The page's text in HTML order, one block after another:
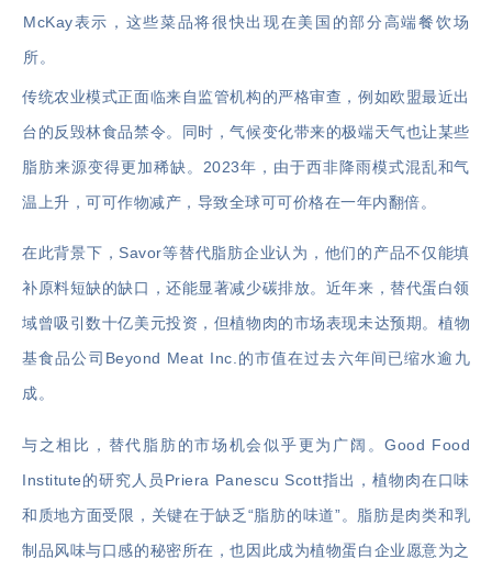
McKay表示，这些菜品将很快出现在美国的部分高端餐饮场
所。
传统农业模式正面临来自监管机构的严格审查，例如欧盟最近出
台的反毁林食品禁令。同时，气候变化带来的极端天气也让某些
脂肪来源变得更加稀缺。2023年，由于西非降雨模式混乱和气
温上升，可可作物减产，导致全球可可价格在一年内翻倍。
在此背景下，Savor等替代脂肪企业认为，他们的产品不仅能填
补原料短缺的缺口，还能显著减少碳排放。近年来，替代蛋白领
域曾吸引数十亿美元投资，但植物肉的市场表现未达预期。 植物
基食品公司Beyond Meat Inc.的市值在过去六年间已缩水逾九
成。
与之相比，替代脂肪的市场机会似乎更为广阔。Good Food
Institute的研究人员Priera Panescu Scott指出，植物肉在口味
和质地方面受限，关键在于缺乏“脂肪的味道”。脂肪是肉类和乳
制品风味与口感的秘密所在，也因此成为植物蛋白企业愿意为之